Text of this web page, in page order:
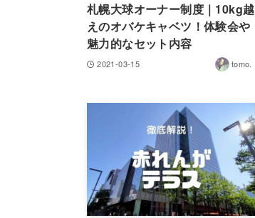
札幌大球オーナー制度｜10kg越
えのオバケキャベツ！体験会や
魅力的なセット内容
2021-03-15 tomo.